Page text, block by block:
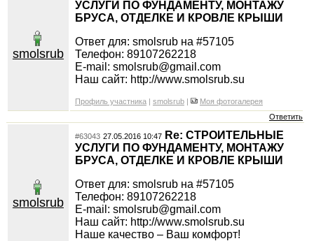
smolsrub
УСЛУГИ ПО ФУНДАМЕНТУ, МОНТАЖУ
БРУСА, ОТДЕЛКЕ И КРОВЛЕ КРЫШИ
Ответ для: smolsrub на #57105
Телефон: 89107262218
E-mail: smolsrub@gmail.com
Наш сайт: http://www.smolsrub.su
Профиль участника| smolsrub|
Моя фотогалерея
Ответить
smolsrub
#63043 27.05.2016 10:47Re: СТРОИТЕЛЬНЫЕ
УСЛУГИ ПО ФУНДАМЕНТУ, МОНТАЖУ
БРУСА, ОТДЕЛКЕ И КРОВЛЕ КРЫШИ
Ответ для: smolsrub на #57105
Телефон: 89107262218
E-mail: smolsrub@gmail.com
Наш сайт: http://www.smolsrub.su
Наше качество – Ваш комфорт!